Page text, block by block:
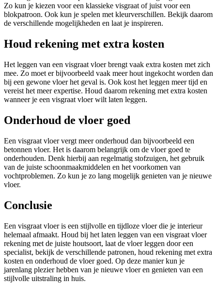
Zo kun je kiezen voor een klassieke visgraat of juist voor een
blokpatroon. Ook kun je spelen met kleurverschillen. Bekijk daarom
de verschillende mogelijkheden en laat je inspireren.
Houd rekening met extra kosten
Het leggen van een visgraat vloer brengt vaak extra kosten met zich
mee. Zo moet er bijvoorbeeld vaak meer hout ingekocht worden dan
bij een gewone vloer het geval is. Ook kost het leggen meer tijd en
vereist het meer expertise. Houd daarom rekening met extra kosten
wanneer je een visgraat vloer wilt laten leggen.
Onderhoud de vloer goed
Een visgraat vloer vergt meer onderhoud dan bijvoorbeeld een
betonnen vloer. Het is daarom belangrijk om de vloer goed te
onderhouden. Denk hierbij aan regelmatig stofzuigen, het gebruik
van de juiste schoonmaakmiddelen en het voorkomen van
vochtproblemen. Zo kun je zo lang mogelijk genieten van je nieuwe
vloer.
Conclusie
Een visgraat vloer is een stijlvolle en tijdloze vloer die je interieur
helemaal afmaakt. Houd bij het laten leggen van een visgraat vloer
rekening met de juiste houtsoort, laat de vloer leggen door een
specialist, bekijk de verschillende patronen, houd rekening met extra
kosten en onderhoud de vloer goed. Op deze manier kun je
jarenlang plezier hebben van je nieuwe vloer en genieten van een
stijlvolle uitstraling in huis.